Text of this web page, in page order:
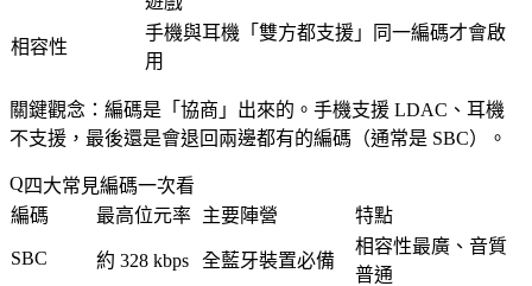
相容性
手機與耳機「雙方都支援」同一編碼才會啟
用
關鍵觀念：編碼是「協商」出來的。手機支援 LDAC、耳機
不支援，最後還是會退回兩邊都有的編碼（通常是 SBC）。
四大常見編碼一次看
編碼
最高位元率 主要陣營 特點
SBC 約 328 kbps 全藍牙裝置必備
相容性最廣、音質
普通